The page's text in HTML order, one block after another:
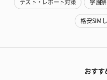
テスト・レポート対策 学園祭
格安SIM
おすす